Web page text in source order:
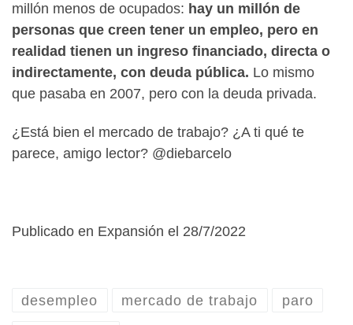
millón menos de ocupados: hay un millón de
personas que creen tener un empleo, pero en
realidad tienen un ingreso financiado, directa o
indirectamente, con deuda pública. Lo mismo
que pasaba en 2007, pero con la deuda privada.
¿Está bien el mercado de trabajo? ¿A ti qué te
parece, amigo lector? @diebarcelo
Publicado en Expansión el 28/7/2022
desempleo mercado de trabajo paro